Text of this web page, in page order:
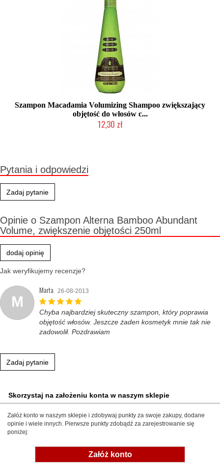
Szampon Macadamia Volumizing Shampoo zwiększający
objętość do włosów c...
12,30 zł
Pytania i odpowiedzi
Zadaj pytanie
Opinie o Szampon Alterna Bamboo Abundant
Volume, zwiększenie objętości 250ml
dodaj opinię
Jak weryfikujemy recenzje?
M
Marta 26-08-2013
Chyba najbardziej skuteczny szampon, który poprawia
objętość włosów. Jeszcze żaden kosmetyk mnie tak nie
zadowolił. Pozdrawiam
Zadaj pytanie
Skorzystaj na założeniu konta w naszym sklepie
Załóż konto w naszym sklepie i zdobywaj punkty za swoje zakupy, dodane
opinie i wiele innych. Pierwsze punkty zdobądź za zarejestrowanie się
poniżej:
Załóż konto